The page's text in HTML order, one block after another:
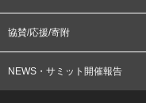
協賛/応援/寄附
NEWS・サミット開催報告